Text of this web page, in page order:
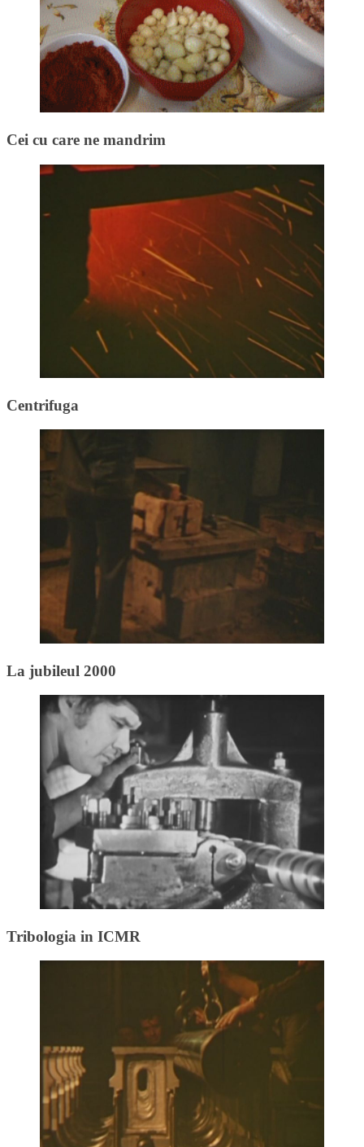
Cei cu care ne mandrim
Centrifuga
La jubileul 2000
Tribologia in ICMR